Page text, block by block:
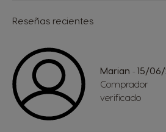
Reseñas recientes
Marian - 15/
Comprador
verificado